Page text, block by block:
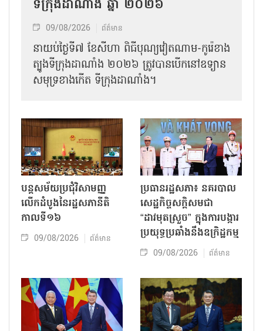
ទីក្រុងដាណាំង ឆ្នាំ ២០២៦
09/08/2026 ព័ត៌មាន
នាយប់ថ្ងៃទី៧ ខែសីហា ពិធីបុណ្យវៀតណាម-កូរ៉េខាង
ត្បូងទីក្រុងដាណាំង ២០២៦ ត្រូវបានបើកនៅឧទ្យាន
សមុទ្រខាងកើត ទីក្រុងដាណាំង។
បន្តសម័យប្រជុំវិសាមញ្ញ
លើកដំបូងនៃរដ្ឋសភានីតិ
កាលទី១៦
09/08/2026 ព័ត៌មាន
ប្រធានរដ្ឋសភា៖ នគរបាល
សេដ្ឋកិច្ចសក្តិសមជា
“ដាវមុតស្រួច” ក្នុងការបង្ការ
ប្រយុទ្ធប្រឆាំងនឹងឧក្រិដ្ឋកម្ម
09/08/2026 ព័ត៌មាន